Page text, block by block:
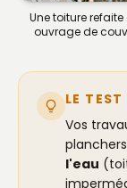
Une toiture
ouvrage de
LE
Vos
l'eau